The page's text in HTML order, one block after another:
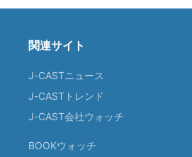
関連サイト
J-CASTニュース
J-CASTトレンド
J-CAST会社ウォッチ
BOOKウォッチ